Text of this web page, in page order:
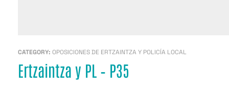
CATEGORY: OPOSICIONES DE ERTZAINTZA Y POLICÍA LOCAL
Ertzaintza y PL – P35